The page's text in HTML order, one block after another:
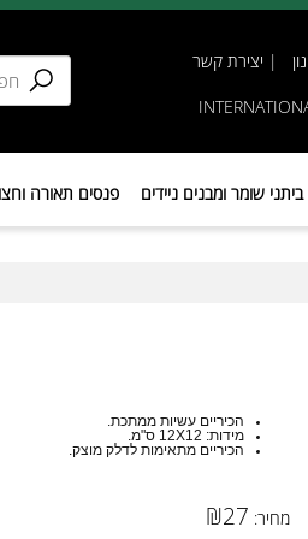
יצירת קשר
שומר ומבנים ניידים פנסים תאורה וחצובות
הכיריים עשיות ממתכת.
מידות: 12X12 ס"מ.